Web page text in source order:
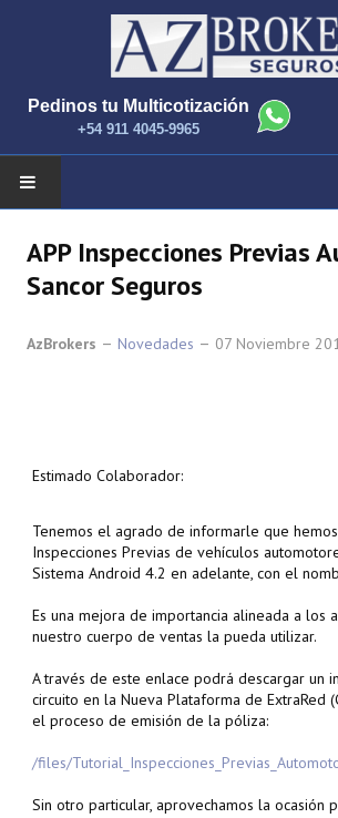
Pedinos tu Multicotización
+54 911 4045-9965
NOTICIAS
COMPAÑIAS Y PRODUCTOS
APP Inspecciones Previas
Sancor Seguros
AzBrokers Novedades 07 Noviembre
Estimado Colaborador:
Tenemos el agrado de informarle que
Inspecciones Previas de vehículos
Sistema Android 4.2 en adelante, con el
Es una mejora de importancia alineada a
nuestro cuerpo de ventas la pueda utilizar.
A través de este enlace podrá descargar un
circuito en la Nueva Plataforma de ExtraRed
el proceso de emisión de la póliza:
/files/
Sin otro particular, aprovechamos la ocasión